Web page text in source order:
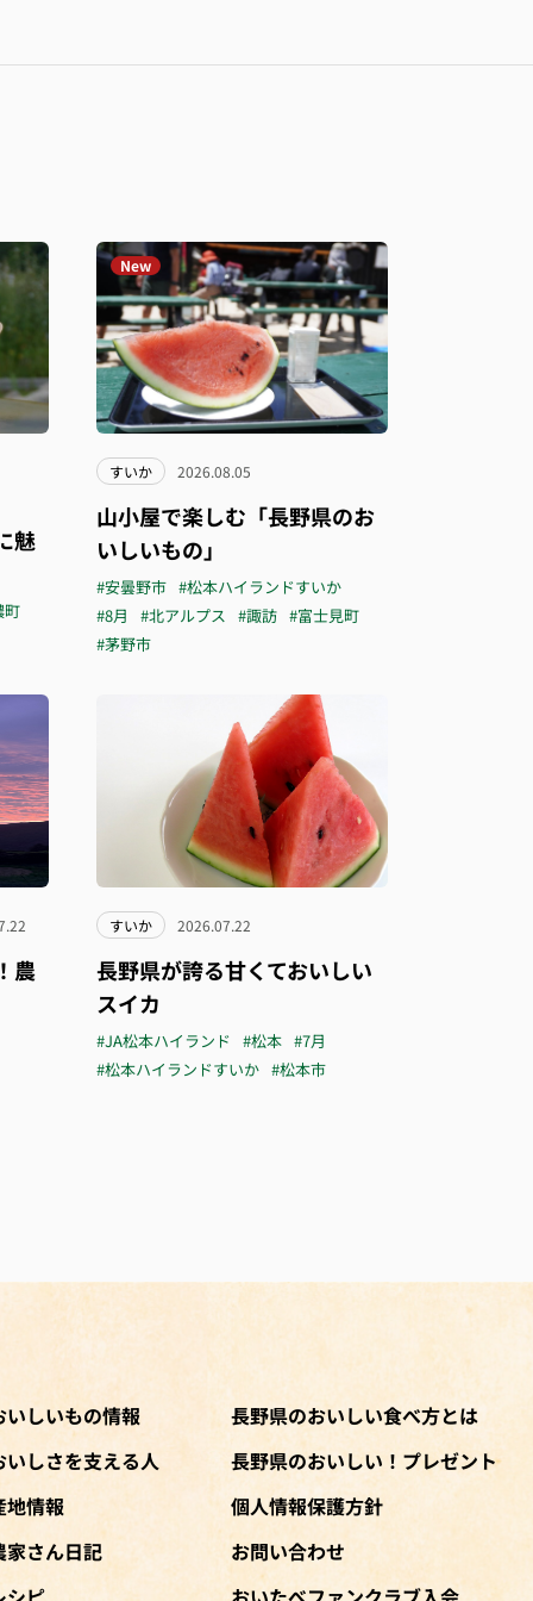
魅
町
New
すいか 2026.08.05
山小屋で楽しむ「長野県のお
いしいもの」
#安曇野市 #松本ハイランドすいか
#8月
#北アルプス #諏訪 #富士見町
#茅野市
農
すいか 2026.07.22
長野県が誇る甘くておいしい
スイカ
#JA松本ハイランド #松本 #7月
#松本ハイランドすいか #松本市
いしいもの情報
いしさを支える人
地情報
家さん日記
長野県のおいしい食べ方とは
長野県のおいしい！プレゼント
個人情報保護方針
お問い合わせ